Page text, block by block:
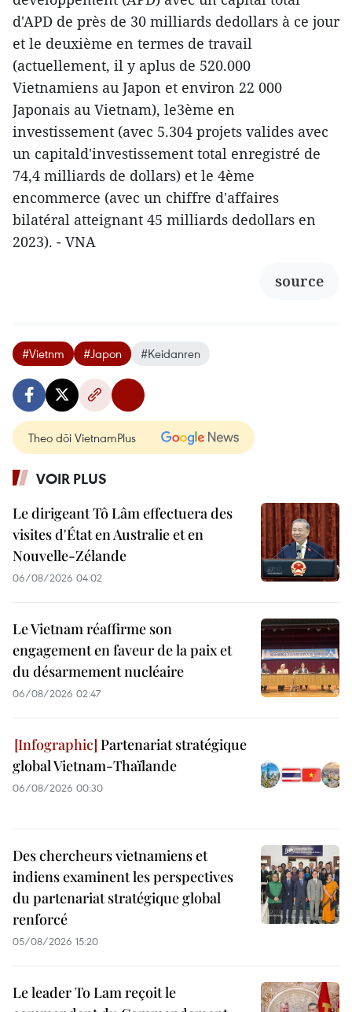
d'APD de près de 30 milliards dedollars à ce jour
et le deuxième en termes de travail
(actuellement, il y aplus de 520.000
Vietnamiens au Japon et environ 22 000
Japonais au Vietnam), le3ème en
investissement (avec 5.304 projets valides avec
un capitald'investissement total enregistré de
74,4 milliards de dollars) et le 4ème
encommerce (avec un chiffre d'affaires
bilatéral atteignant 45 milliards dedollars en
2023). - VNA
source
#Vietnm #Japon #Keidanren
Theo dõi VietnamPlus
VOIR PLUS
Le dirigeant Tô Lâm effectuera des
visites d'État en Australie et en
Nouvelle-Zélande
06/08/2026 04:02
Le Vietnam réaffirme son
engagement en faveur de la paix et
du désarmement nucléaire
06/08/2026 02:47
Partenariat stratégique
global Vietnam-Thaïlande
06/08/2026 00:30
Des chercheurs vietnamiens et
indiens examinent les perspectives
du partenariat stratégique global
renforcé
05/08/2026 15:20
Le leader To Lam reçoit le